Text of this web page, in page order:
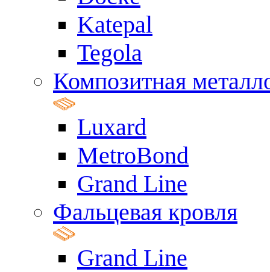
Katepal
Tegola
Композитная
Luxard
MetroBond
Grand Line
Фальцевая кровля
Grand Line